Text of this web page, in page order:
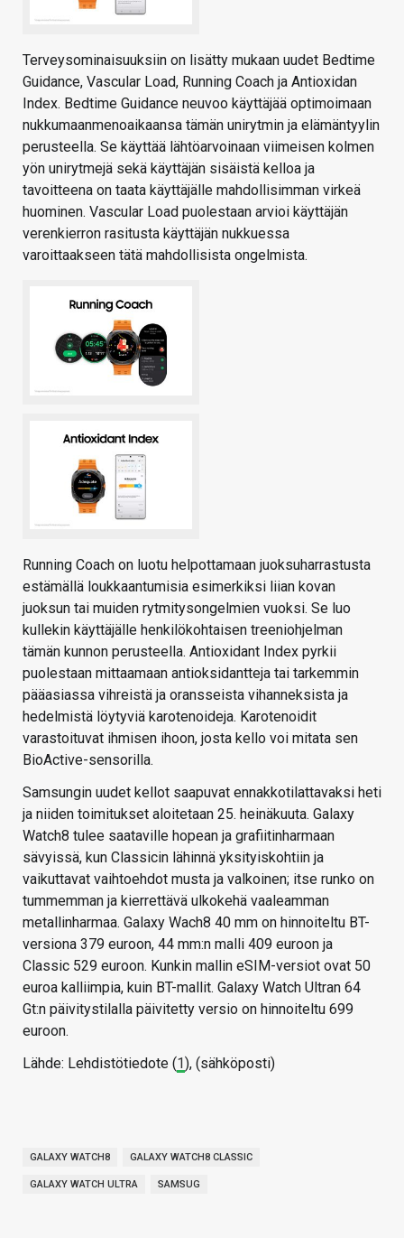
Terveysominaisuuksiin on lisätty mukaan uudet Bedtime
Guidance, Vascular Load, Running Coach ja Antioxidan
Index. Bedtime Guidance neuvoo käyttäjää optimoimaan
nukkumaanmenoaikaansa tämän unirytmin ja elämäntyylin
perusteella. Se käyttää lähtöarvoinaan viimeisen kolmen
yön unirytmejä sekä käyttäjän sisäistä kelloa ja
tavoitteena on taata käyttäjälle mahdollisimman virkeä
huominen. Vascular Load puolestaan arvioi käyttäjän
verenkierron rasitusta käyttäjän nukkuessa
varoittaakseen tätä mahdollisista ongelmista.
Running Coach on luotu helpottamaan juoksuharrastusta
estämällä loukkaantumisia esimerkiksi liian kovan
juoksun tai muiden rytmitysongelmien vuoksi. Se luo
kullekin käyttäjälle henkilökohtaisen treeniohjelman
tämän kunnon perusteella. Antioxidant Index pyrkii
puolestaan mittaamaan antioksidantteja tai tarkemmin
pääasiassa vihreistä ja oransseista vihanneksista ja
hedelmistä löytyviä karotenoideja. Karotenoidit
varastoituvat ihmisen ihoon, josta kello voi mitata sen
BioActive-sensorilla.
Samsungin uudet kellot saapuvat ennakkotilattavaksi heti
ja niiden toimitukset aloitetaan 25. heinäkuuta. Galaxy
Watch8 tulee saataville hopean ja grafiitinharmaan
sävyissä, kun Classicin lähinnä yksityiskohtiin ja
vaikuttavat vaihtoehdot musta ja valkoinen; itse runko on
tummemman ja kierrettävä ulkokehä vaaleamman
metallinharmaa. Galaxy Wach8 40 mm on hinnoiteltu BT-
versiona 379 euroon, 44 mm:n malli 409 euroon ja
Classic 529 euroon. Kunkin mallin eSIM-versiot ovat 50
euroa kalliimpia, kuin BT-mallit. Galaxy Watch Ultran 64
Gt:n päivitystilalla päivitetty versio on hinnoiteltu 699
euroon.
Lähde: Lehdistötiedote (1), (sähköposti)
GALAXY WATCH8 GALAXY WATCH8 CLASSIC
GALAXY WATCH ULTRA SAMSUG